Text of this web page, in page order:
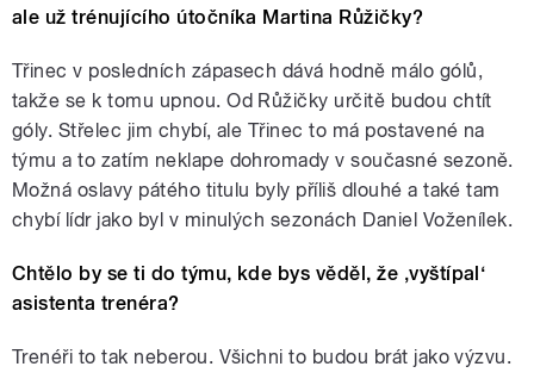
ale už trénujícího útočníka Martina Růžičky?
Třinec v posledních zápasech dává hodně málo gólů,
takže se k tomu upnou. Od Růžičky určitě budou chtít
góly. Střelec jim chybí, ale Třinec to má postavené na
týmu a to zatím neklape dohromady v současné sezoně.
Možná oslavy pátého titulu byly příliš dlouhé a také tam
chybí lídr jako byl v minulých sezonách Daniel Voženílek.
Chtělo by se ti do týmu, kde bys věděl, že ‚vyštípal‘
asistenta trenéra?
Trenéři to tak neberou. Všichni to budou brát jako výzvu.